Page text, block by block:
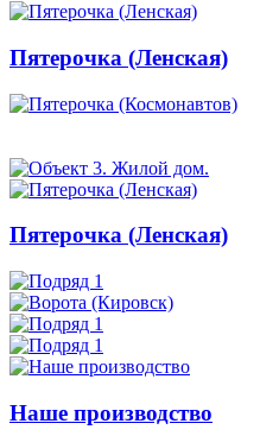
Пятерочка (Ленская)
Пятерочка (Ленская)
Наше производство